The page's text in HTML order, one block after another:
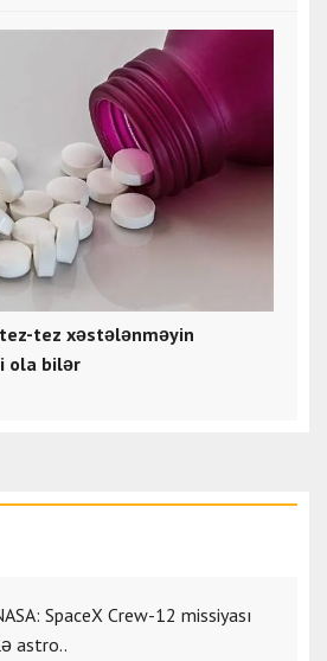
tez-tez xəstələnməyin
ola bilər
SpaceX Crew-12 missiyası
astro..